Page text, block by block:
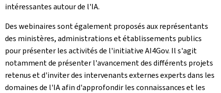
intéressantes autour de l'IA.
Des webinaires sont également proposés aux représentants
des ministères, administrations et établissements publics
pour présenter les activités de l'initiative AI4Gov. Il s'agit
notamment de présenter l'avancement des différents projets
retenus et d'inviter des intervenants externes experts dans les
domaines de l'IA afin d'approfondir les connaissances et les